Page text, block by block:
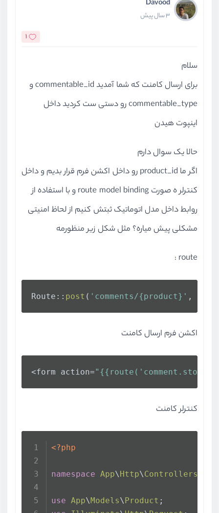
Davood
3 سال پیش
1
سلام
برای ارسال کامنت که شما آمدید commentable_id و
commentable_type رو دستی ست کردید داخل
اینپوت هیدن
حالا یک سوال دارم
اگر ما product_id رو داخل اکشن فرم قرار بدیم و داخل
کنترلر ه صورت route model binding و با استفاده از
روابط داخل مدل اتوماتیک ثبتش کنیم از لحاظ امنیتی
مشکلی پیش میاره؟ مثل شکل زیر منظورمه
route :
Route:: post ( 'comments/{product}' ,
اکشن فرم ارسال کامنت
<form action="{{route('comment.store',
کنترلر کامنت
<?php
namespace App\Http\Controllers
use App\Models\Product ;